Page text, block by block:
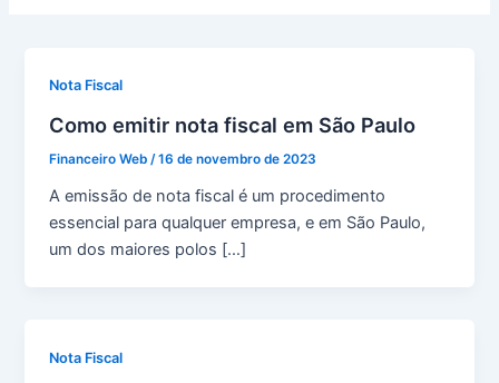
Nota Fiscal
Como emitir nota fiscal em São Paulo
Financeiro Web/16 de novembro de 2023
A emissão de nota fiscal é um procedimento
essencial para qualquer empresa, e em São Paulo,
um dos maiores polos […]
Nota Fiscal